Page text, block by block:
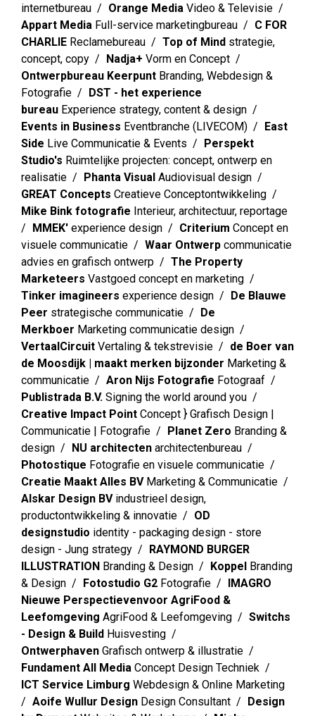
internetbureau
Orange Media Video & Televisie
Appart Media Full-service marketingbureau
C FOR
CHARLIE Reclamebureau Top of Mind strategie,
concept, copy
Nadja+ Vorm en Concept
Ontwerpbureau Keerpunt Branding, Webdesign &
Fotografie
DST - het experience
bureau Experience strategy, content & design
Events in Business Eventbranche (LIVECOM)
East
Side Live Communicatie & Events
Perspekt
Studio's Ruimtelijke projecten: concept, ontwerp en
realisatie
Phanta Visual Audiovisual design
GREAT Concepts Creatieve Conceptontwikkeling
Mike Bink fotografie Interieur, architectuur, reportage
MMEK' experience design Criterium Concept en
visuele communicatie
Waar Ontwerp communicatie
advies en grafisch ontwerp
The Property
Marketeers Vastgoed concept en marketing
Tinker imagineers experience design
De Blauwe
Peer strategische communicatie
De
Merkboer Marketing communicatie design
VertaalCircuit Vertaling & tekstrevisie
de Boer van
de Moosdijk | maakt merken bijzonder Marketing &
communicatie
Aron Nijs Fotografie Fotograaf
Publistrada B.V. Signing the world around you
Creative Impact Point Concept } Grafisch Design |
Communicatie | Fotografie
Planet Zero Branding &
design
NU architecten architectenbureau
Photostique Fotografie en visuele communicatie
Creatie Maakt Alles BV Marketing & Communicatie
Alskar Design BV industrieel design,
productontwikkeling & innovatie
OD
designstudio identity - packaging design - store
design - Jung strategy
RAYMOND BURGER
ILLUSTRATION Branding & Design Koppel Branding
& Design
Fotostudio G2 Fotografie
IMAGRO
Nieuwe Perspectievenvoor AgriFood &
Leefomgeving AgriFood & Leefomgeving
Switchs
- Design & Build Huisvesting
Ontwerphaven Grafisch ontwerp & illustratie
Fundament All Media Concept Design Techniek
ICT Service Limburg Webdesign & Online Marketing
Aoife Wullur Design Design Consultant
Design